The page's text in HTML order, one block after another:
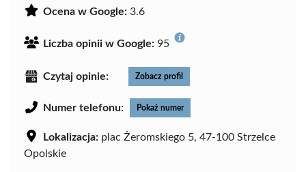
Ocena w Google: 3.6
Liczba opinii w Google: 95
Czytaj opinie: Zobacz profil
Numer telefonu: Pokaż numer
Lokalizacja: plac Żeromskiego 5, 47-100 Strzelce
Opolskie